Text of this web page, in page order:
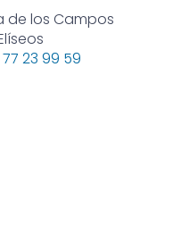
de los Campos
23 99 59